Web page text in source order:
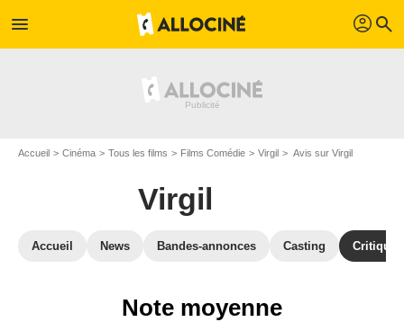
menu profil search
Accueil Cinéma Tous les films Films Comédie Virgil Avis sur Virgil
Virgil
Accueil News Bandes-annonces Casting
Note moyenne